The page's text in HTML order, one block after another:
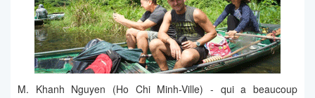
M. Khanh Nguyen (Ho Chi Minh-Ville) - qui a beaucoup